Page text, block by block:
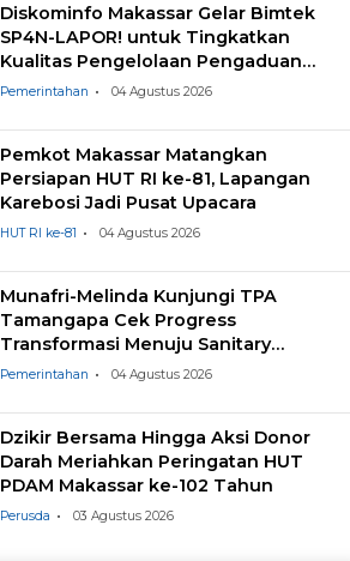
Diskominfo Makassar Gelar Bimtek
SP4N-LAPOR! untuk Tingkatkan
Kualitas Pengelolaan Pengaduan
Masyarakat
Pemerintahan 04 Agustus 2026
Pemkot Makassar Matangkan
Persiapan HUT RI ke-81, Lapangan
Karebosi Jadi Pusat Upacara
HUT RI ke-81 04 Agustus 2026
Munafri-Melinda Kunjungi TPA
Tamangapa Cek Progress
Transformasi Menuju Sanitary
Landfill
Pemerintahan 04 Agustus 2026
Dzikir Bersama Hingga Aksi Donor
Darah Meriahkan Peringatan HUT
PDAM Makassar ke-102 Tahun
Perusda 03 Agustus 2026